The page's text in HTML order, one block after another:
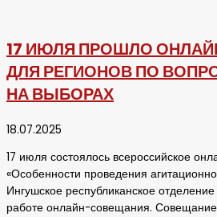
17 ИЮЛЯ ПРОШЛО
ДЛЯ РЕГИОНОВ ПО
НА ВЫБОРАХ
18.07.2025
17 июля состоялось всероссийское
«Особенности проведения
Ингушское республиканское
работе онлайн-совещания.